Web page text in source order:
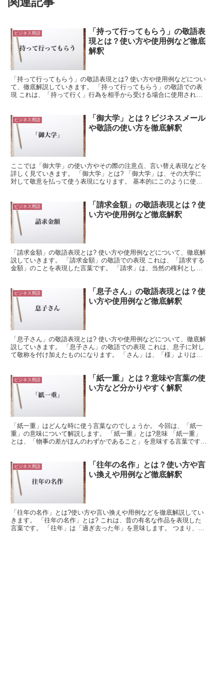
ビジネス用語
「持って行ってもらう」の敬語表
現とは？使い方や使用例など徹底
解釈
「持って行ってもらう」の敬語表現とは? 使い方や使用例などについ
て、徹底解説していきます。 「持って行ってもらう」の敬語での表
現 これは、「持って行く」行為を相手から受ける場合に使用される
ビジネス用語
「御大学」とは？ビジネスメール
や敬語の使い方を徹底解釈
ここでは「御大学」の使い方やその際の注意点、言い替え表現などを
詳しく見ていきます。 「御大学」とは? 「御大学」は、その大学に
対して敬意を払って使う表現になります。 基本的にこのように使う
ビジネス用語
「請求金額」の敬語表現とは？使
い方や使用例など徹底解釈
「請求金額」の敬語表現とは? 使い方や使用例などについて、徹底解
説していきます。 「請求金額」の敬語での表現 これは、「請求する
金額」のことを表現した言葉です。 「請求」は、当然の権利として
ビジネス用語
「息子さん」の敬語表現とは？使
い方や使用例など徹底解釈
「息子さん」の敬語表現とは? 使い方や使用例などについて、徹底解
説していきます。 「息子さん」の敬語での表現 これは、息子に対し
て敬称を付け加えたものになります。 「さん」は、「様」よりはカ
ビジネス用語
「紙一重」とは？意味や言葉の使
い方など分かりやすく解釈
「紙一重」はどんな時に使う言葉なのでしょうか。 今回は、「紙一
重」の意味について解説します。 「紙一重」とは?意味 「紙一重」
とは、「物事の差がほんのわずかであること」を意味する言葉です。
ビジネス用語
「往年の名作」とは？使い方や言
い換えや用例など徹底解釈
「往年の名作」とは?使い方や言い換えや用例などを徹底解説してい
きます。 「往年の名作」とは? これは、昔の有名な作品を表現した
言葉です。 「往年」は「過ぎ去った年」を意味します。 つまり、こ